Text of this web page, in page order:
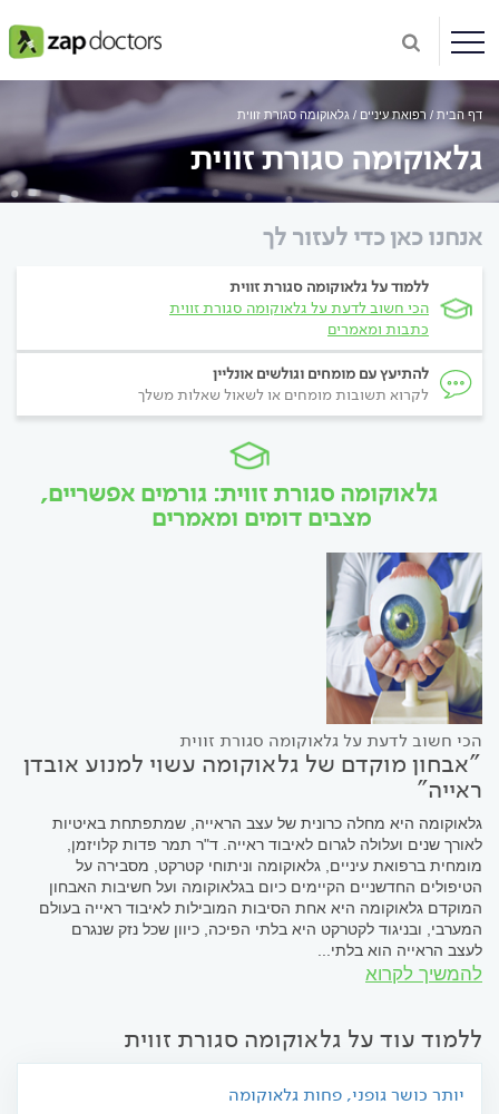
דף הבית רפואת עיניים גלאוקומה סגורת זווית
גלאוקומה סגורת זווית
אנחנו כאן כדי לעזור לך
ללמוד על גלאוקומה סגורת זווית
הכי חשוב לדעת על גלאוקומה סגורת זווית
כתבות ומאמרים
להתיעץ עם מומחים וגולשים אונליין
לקרוא תשובות מומחים או לשאול שאלות משלך
גלאוקומה סגורת זווית: גורמים אפשריים,
מצבים דומים ומאמרים
הכי חשוב לדעת על גלאוקומה סגורת זווית
"אבחון מוקדם של גלאוקומה עשוי למנוע אובדן
ראייה"
גלאוקומה היא מחלה כרונית של עצב הראייה, שמתפתחת באיטיות
לאורך שנים ועלולה לגרום לאיבוד ראייה. ד"ר תמר פדות קלויזמן,
מומחית ברפואת עיניים, גלאוקומה וניתוחי קטרקט, מסבירה על
הטיפולים החדשניים הקיימים כיום בגלאוקומה ועל חשיבות האבחון
המוקדם גלאוקומה היא אחת הסיבות המובילות לאיבוד ראייה בעולם
המערבי, ובניגוד לקטרקט היא בלתי הפיכה, כיוון שכל נזק שנגרם
לעצב הראייה הוא בלתי...
להמשיך לקרוא
ללמוד עוד על גלאוקומה סגורת זווית
יותר כושר גופני, פחות גלאוקומה